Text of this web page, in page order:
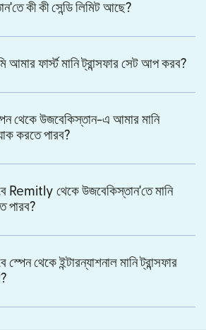
কী কী সেন্ডি লিমিট আছে?
আমার ফার্স্ট মানি ট্রান্সফার সেট আপ করব?
থেকে উজবেকিস্তান-এ আমার মানি
করতে পারব?
Remitly থেকে উজবেকিস্তান'তে মানি
পারব?
স্পেন থেকে ইন্টারন্যাশনাল মানি ট্রান্সফার